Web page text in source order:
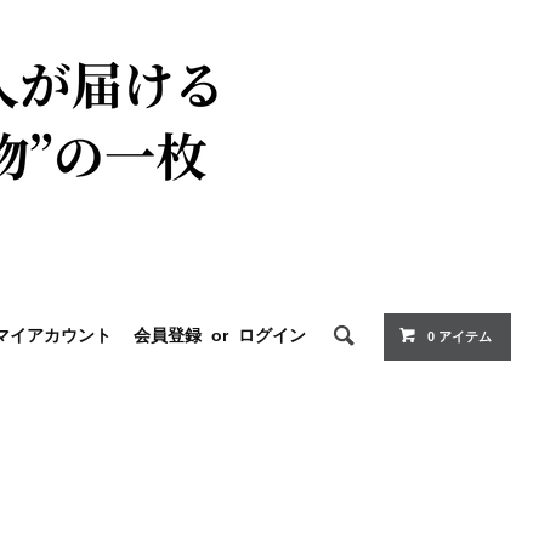
イアカウント 会員登録 or ログイン 0 アイテム